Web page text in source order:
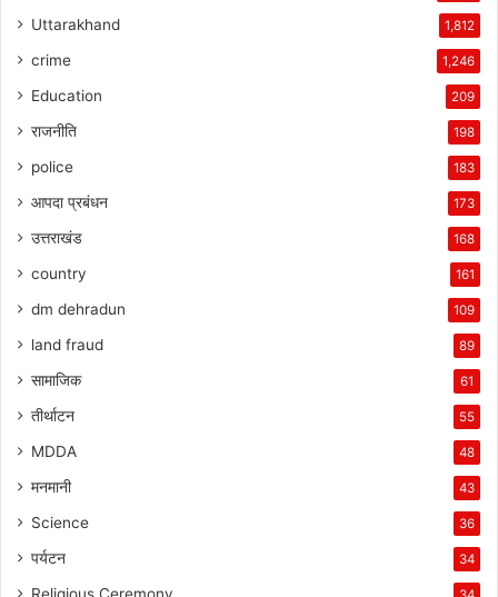
Uttarakhand 1,812
crime 1,246
Education 209
राजनीति 198
police 183
आपदा प्रबंधन 173
उत्तराखंड 168
country 161
dm dehradun 109
land fraud 89
सामाजिक 61
तीर्थाटन 55
MDDA 48
मनमानी 43
Science 36
पर्यटन 34